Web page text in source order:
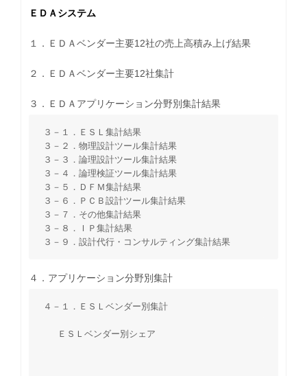
ＥＤＡシステム
１．ＥＤＡベンダー主要12社の売上高積み上げ結果
２．ＥＤＡベンダー主要12社集計
３．ＥＤＡアプリケーション分野別集計結果
３－１．ＥＳＬ集計結果
３－２．物理設計ツール集計結果
３－３．論理設計ツール集計結果
３－４．論理検証ツール集計結果
３－５．ＤＦＭ集計結果
３－６．ＰＣＢ設計ツール集計結果
３－７．その他集計結果
３－８．ＩＰ集計結果
３－９．設計代行・コンサルティング集計結果
４．アプリケーション分野別集計
４－１．ＥＳＬベンダー別集計
ＥＳＬベンダー別シェア